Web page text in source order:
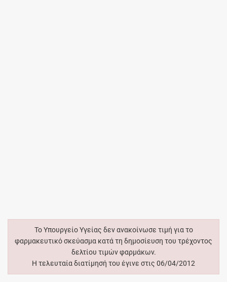
Το Υπουργείο Υγείας δεν ανακοίνωσε τιμή για το
φαρμακευτικό σκεύασμα κατά τη δημοσίευση του τρέχοντος
δελτίου τιμών φαρμάκων.
Η τελευταία διατίμησή του έγινε στις 06/04/2012